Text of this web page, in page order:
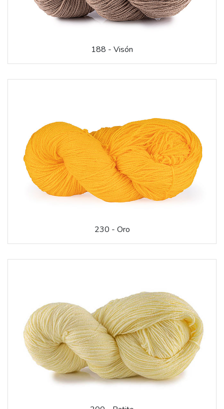
188 - Visón
230 - Oro